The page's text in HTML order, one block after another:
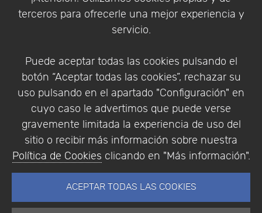
terceros para ofrecerle una mejor experiencia y
servicio.
Puede aceptar todas las cookies pulsando el
botón “Aceptar todas las cookies”, rechazar su
uso pulsando en el apartado "Configuración" en
cuyo caso le advertimos que puede verse
gravemente limitada la experiencia de uso del
sitio o recibir más información sobre nuestra
Política de Cookies clicando en "Más información".
ACEPTAR TODAS LAS COOKIES
Política de Privacidad
Condiciones de compra
Identificarse
Empresa|Aviso Legal| Política de Privacidad |
Política de Cookies
© Copyright 1994 - 2026. Addlink Software
Científico, S.L.
Portugal.